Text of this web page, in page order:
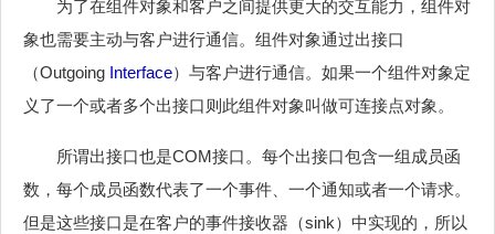
为了在组件对象和客户之间提供更大的交互能力，组件对
象也需要主动与客户进行通信。组件对象通过出接口
（Outgoing Interface）与客户进行通信。如果一个组件对象定
义了一个或者多个出接口则此组件对象叫做可连接点对象。
所谓出接口也是COM接口。每个出接口包含一组成员函
数，每个成员函数代表了一个事件、一个通知或者一个请求。
但是这些接口是在客户的事件接收器（sink）中实现的，所以